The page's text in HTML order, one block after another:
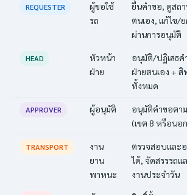
REQUESTER
ผู้ขอใช้
รถ
ยื่นคำขอ, ดูสถ
ตนเอง, แก้ไข/
ผ่านการอนุมัติ
HEAD
หัวหน้า
ฝ่าย
อนุมัติ/ปฏิเสธค
ฝ่ายตนเอง + สิท
ทั้งหมด
APPROVER ผู้อนุมัติ
อนุมัติคำขอต
(เขต 8 หรือนอ
TRANSPORT
งาน
ยาน
พาหนะ
ตรวจสอบและ
ได้, จัดสรรรถแ
งานประจำวัน